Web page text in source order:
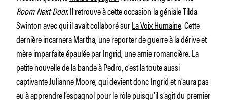
Room Next Door.Il retrouve à cette occasion la géniale Tilda
Swinton avec qui il avait collaboré surLa Voix Humaine. Cette
dernière incarnera Martha, une reporter de guerre à la dérive et
mère imparfaite épaulée par Ingrid, une amie romancière. La
petite nouvelle de la bande à Pedro, c’est la toute aussi
captivante Julianne Moore, qui devient donc Ingrid et n’aura pas
eu à apprendre l’espagnol pour le rôle puisqu’il s’agit du premier